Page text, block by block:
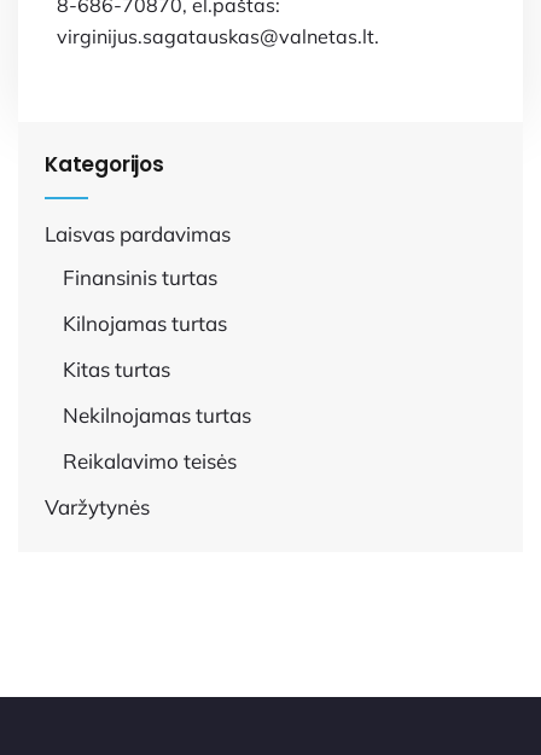
8-686-70870, el.paštas:
virginijus.sagatauskas@valnetas.lt.
Kategorijos
Laisvas pardavimas
Finansinis turtas
Kilnojamas turtas
Kitas turtas
Nekilnojamas turtas
Reikalavimo teisės
Varžytynės